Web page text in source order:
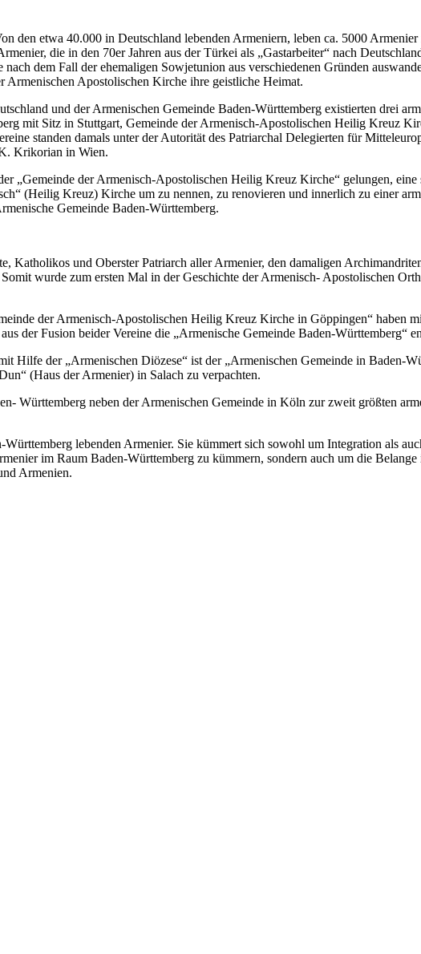
den etwa 40.000 in Deutschland lebenden Armeniern, leben ca. 5000
die in den 70er Jahren aus der Türkei als „Gastarbeiter“ nach
dem Fall der ehemaligen Sowjetunion aus verschiedenen Gründen
Armenischen Apostolischen Kirche ihre geistliche Heimat.
und der Armenischen Gemeinde Baden-Württemberg existierten drei
mit Sitz in Stuttgart, Gemeinde der Armenisch-Apostolischen Heilig Kreuz
standen damals unter der Autorität des Patriarchal Delegierten für
Krikorian in Wien.
„Gemeinde der Armenisch-Apostolischen Heilig Kreuz Kirche“ gelungen,
(Heilig Kreuz) Kirche um zu nennen, zu renovieren und innerlich zu einer
Gemeinde Baden-Württemberg.
Katholikos und Oberster Patriarch aller Armenier, den damaligen
wurde zum ersten Mal in der Geschichte der Armenisch- Apostolischen
der Armenisch-Apostolischen Heilig Kreuz Kirche in Göppingen“ haben
der Fusion beider Vereine die „Armenische Gemeinde Baden-Württemberg“
Hilfe der „Armenischen Diözese“ ist der „Armenischen Gemeinde in Baden-
(Haus der Armenier) in Salach zu verpachten.
Württemberg neben der Armenischen Gemeinde in Köln zur zweit größten
lebenden Armenier. Sie kümmert sich sowohl um Integration als
im Raum Baden-Württemberg zu kümmern, sondern auch um die
Armenien.